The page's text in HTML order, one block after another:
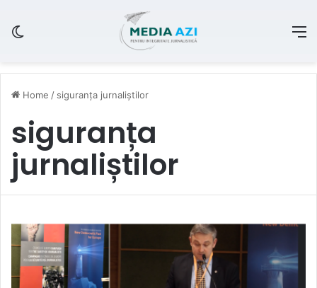
Home / siguranța jurnaliștilor
siguranța
jurnaliștilor